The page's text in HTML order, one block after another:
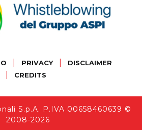
PRIVACY DISCLAIMER
CREDITS
S.p.A. P.IVA 00658460639 ©
2008-2026